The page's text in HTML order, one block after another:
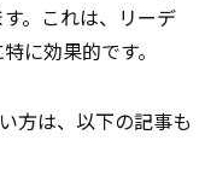
。これは、リーデ
に効果的です。
方は、以下の記事も